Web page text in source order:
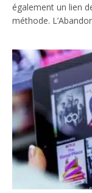
également un lien
méthode.